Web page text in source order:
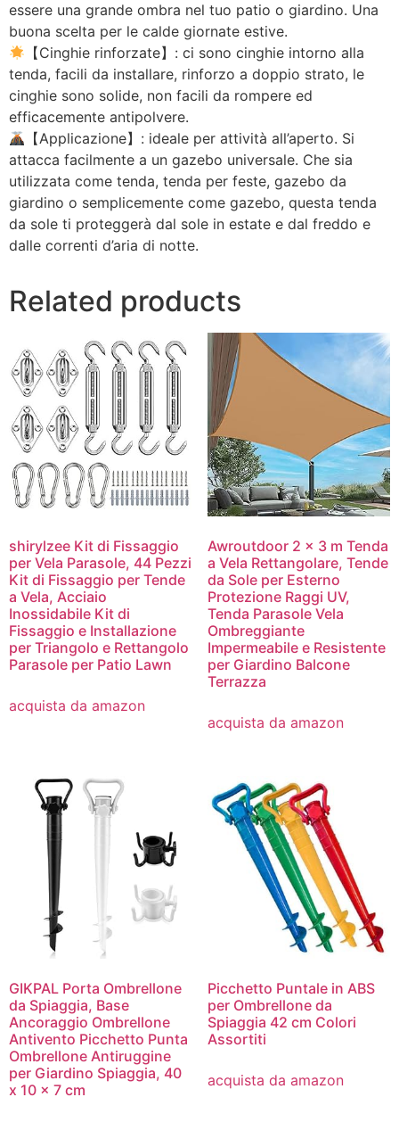
essere una grande ombra nel tuo patio o giardino. Una
buona scelta per le calde giornate estive.
【Cinghie rinforzate】: ci sono cinghie intorno alla
tenda, facili da installare, rinforzo a doppio strato, le
cinghie sono solide, non facili da rompere ed
efficacemente antipolvere.
【Applicazione】: ideale per attività all’aperto. Si
attacca facilmente a un gazebo universale. Che sia
utilizzata come tenda, tenda per feste, gazebo da
giardino o semplicemente come gazebo, questa tenda
da sole ti proteggerà dal sole in estate e dal freddo e
dalle correnti d’aria di notte.
Related products
shirylzee Kit di Fissaggio
per Vela Parasole, 44 Pezzi
Kit di Fissaggio per Tende
a Vela, Acciaio
Inossidabile Kit di
Fissaggio e Installazione
per Triangolo e Rettangolo
Parasole per Patio Lawn
acquista da amazon
Awroutdoor 2 x 3 m Tenda
a Vela Rettangolare, Tende
da Sole per Esterno
Protezione Raggi UV,
Tenda Parasole Vela
Ombreggiante
Impermeabile e Resistente
per Giardino Balcone
Terrazza
acquista da amazon
GIKPAL Porta Ombrellone
da Spiaggia, Base
Ancoraggio Ombrellone
Antivento Picchetto Punta
Ombrellone Antiruggine
per Giardino Spiaggia, 40
x 10 x 7 cm
Picchetto Puntale in ABS
per Ombrellone da
Spiaggia 42 cm Colori
Assortiti
acquista da amazon